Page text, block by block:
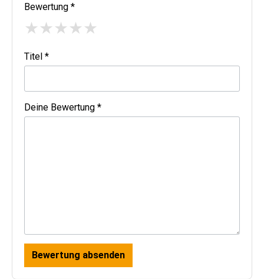
Bewertung *
★★★★★
Titel *
Deine Bewertung *
Bewertung absenden